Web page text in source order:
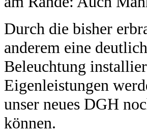
Durch die bisher
anderem eine
Beleuchtung
Eigenleistungen
unser neues DGH
können.